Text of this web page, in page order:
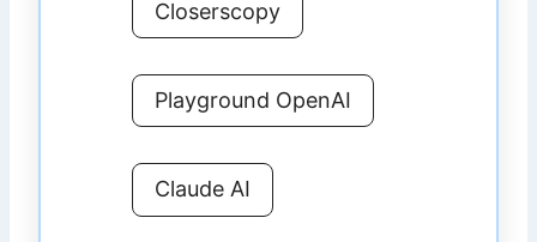
Closerscopy
Playground OpenAI
Claude AI